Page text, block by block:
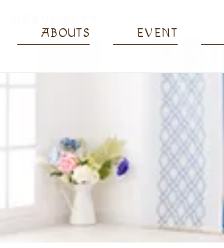
ABOUTS EVENT